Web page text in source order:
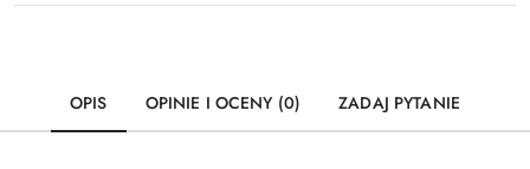
OPIS OPINIE I OCENY (0) ZADAJ PYTANIE